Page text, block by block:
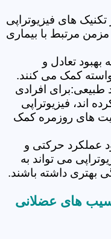
های فیزیوتراپی
مرتبط با بیماری
بهبود تعادل و
کمک می کنند.
افرادی
اند، فیزیوتراپی
های روزمره کمک
عملکرد حرکتی و
می تواند به
بهتری داشته باشند.
های عضلانی